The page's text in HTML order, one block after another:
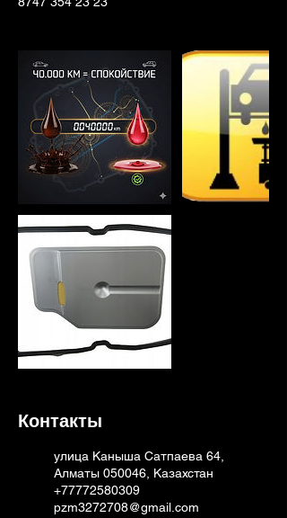
Контакты
улица Каныша Сатпаева 64,
Алматы 050046, Казахстан
+77772580309
pzm3272708@gmail.com